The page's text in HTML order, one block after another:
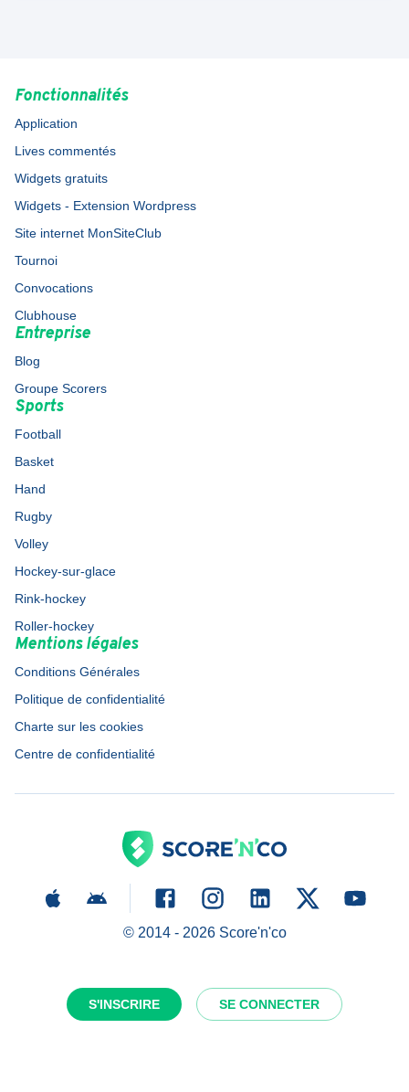
S'INSCRIRE SE CONNECTER
Fonctionnalités
Application
Lives commentés
Widgets gratuits
Widgets - Extension Wordpress
Site internet MonSiteClub
Tournoi
Convocations
Clubhouse
Entreprise
Blog
Groupe Scorers
Sports
Football
Basket
Hand
Rugby
Volley
Hockey-sur-glace
Rink-hockey
Roller-hockey
Mentions légales
Conditions Générales
Politique de confidentialité
Charte sur les cookies
Centre de confidentialité
© 2014 - 2026Score'n'co